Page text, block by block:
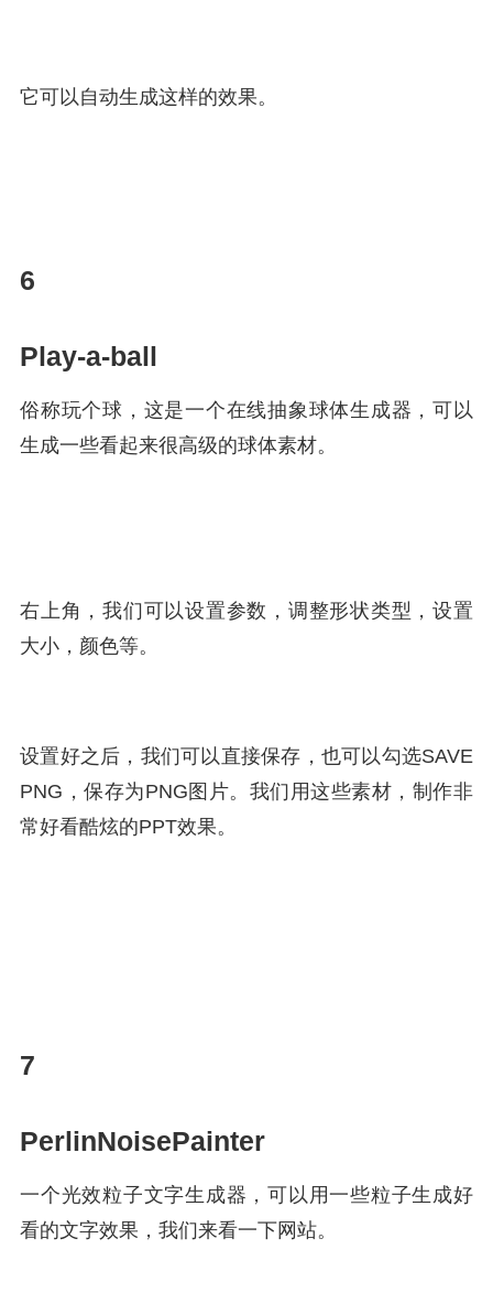
它可以自动生成这样的效果。
6
Play-a-ball
俗称玩个球，这是一个在线抽象球体生成器，可以
生成一些看起来很高级的球体素材。
右上角，我们可以设置参数，调整形状类型，设置
大小，颜色等。
设置好之后，我们可以直接保存，也可以勾选SAVE
PNG，保存为PNG图片。我们用这些素材，制作非
常好看酷炫的PPT效果。
7
PerlinNoisePainter
一个光效粒子文字生成器，可以用一些粒子生成好
看的文字效果，我们来看一下网站。